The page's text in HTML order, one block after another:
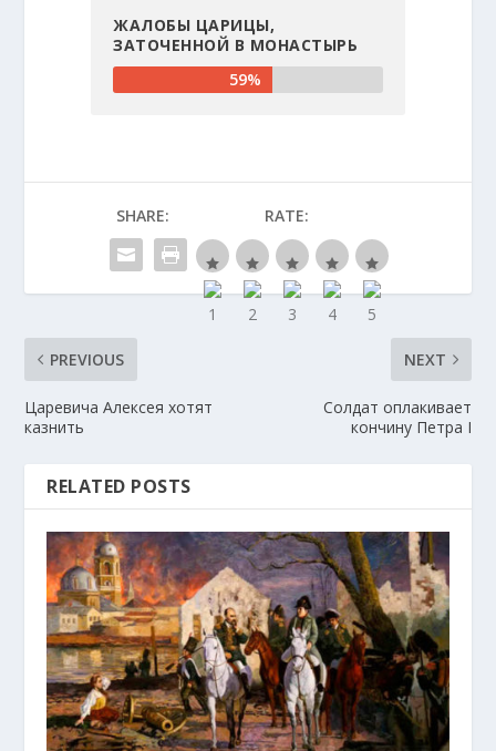
ЖАЛОБЫ ЦАРИЦЫ,
ЗАТОЧЕННОЙ В МОНАСТЫРЬ
59%
SHARE: RATE:
PREVIOUS
Царевича Алексея хотят
казнить
NEXT
Солдат оплакивает
кончину Петра I
RELATED POSTS